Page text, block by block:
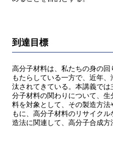
到達目標
高分子材料は、私たちの身の
もたらしている一方で、近年
汰されてきている。本講義で
分子材料の関わりについて、
料を対象として、その製造方
もに、高分子材料のリサイク
造法に関連して、高分子合成方